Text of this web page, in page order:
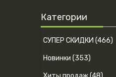
Категории
СУПЕР СКИДКИ (466)
Новинки (353)